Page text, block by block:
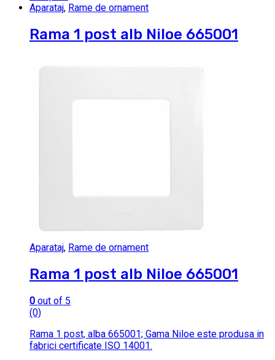
Aparataj, Rame de ornament
Rama 1 post alb Niloe 665001
Aparataj, Rame de ornament
Rama 1 post alb Niloe 665001
0 out of 5
(0)
Rama 1 post, alba 665001; Gama Niloe este produsa in
fabrici certificate ISO 14001.